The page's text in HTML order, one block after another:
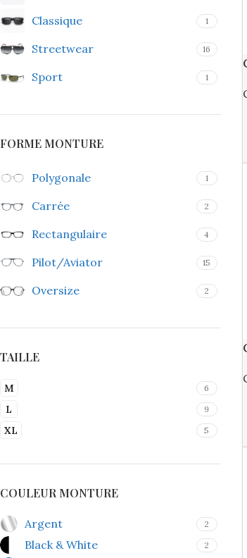
Classique 1
Streetwear 16
Sport 1
FORME MONTURE
Polygonale 1
Carrée 2
Rectangulaire 4
Pilot/Aviator 15
Oversize 2
TAILLE
M 6
L 9
XL 5
COULEUR MONTURE
Argent 2
Black & White 2